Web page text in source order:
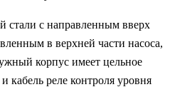
стали с направленным вверх
в верхней части насоса,
корпус имеет цельное
кабель реле контроля уровня